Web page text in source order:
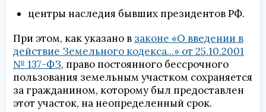
центры наследия бывших президентов РФ.
При этом, как указано в законе «О введении в
действие Земельного кодекса...» от 25.10.2001
№ 137-ФЗ, право постоянного бессрочного
пользования земельным участком сохраняется
за гражданином, которому был предоставлен
этот участок, на неопределенный срок.